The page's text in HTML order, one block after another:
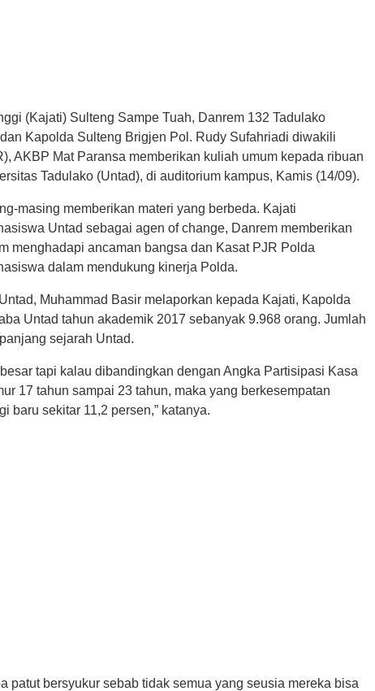
(Kajati) Sulteng Sampe Tuah, Danrem 132 Tadulako
Kapolda Sulteng Brigjen Pol. Rudy Sufahriadi diwakili
AKBP Mat Paransa memberikan kuliah umum kepada ribuan
Tadulako (Untad), di auditorium kampus, Kamis (14/09).
masing memberikan materi yang berbeda. Kajati
Untad sebagai agen of change, Danrem memberikan
menghadapi ancaman bangsa dan Kasat PJR Polda
dalam mendukung kinerja Polda.
Muhammad Basir melaporkan kepada Kajati, Kapolda
Untad tahun akademik 2017 sebanyak 9.968 orang. Jumlah
sejarah Untad.
tapi kalau dibandingkan dengan Angka Partisipasi Kasa
17 tahun sampai 23 tahun, maka yang berkesempatan
baru sekitar 11,2 persen,” katanya.
patut bersyukur sebab tidak semua yang seusia mereka bisa